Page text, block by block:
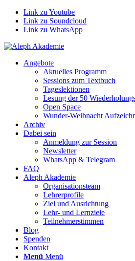
Link zu Youtube
Link zu Soundcloud
Link zu WhatsApp
Angebote
Aktuelles Programm
Sessions zum Textbuch
Tageslektionen
Lesung der 50
Open Space
Wunder-Weihnacht
Archiv
Dabei sein
Anmeldung zur Session
Newsletter
WhatsApp & Telegram
FAQ
Aleph Akademie
Organisationsteam
Lehrerprofile
Ziel und Ausrichtung
Lehr- und Lernziele
Teilnehmerstimmen
Blog
Spenden
Kontakt
Menü Menü